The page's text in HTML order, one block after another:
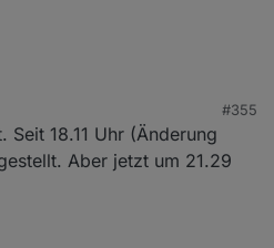
#355
18.11 Uhr (Änderung
Aber jetzt um 21.29